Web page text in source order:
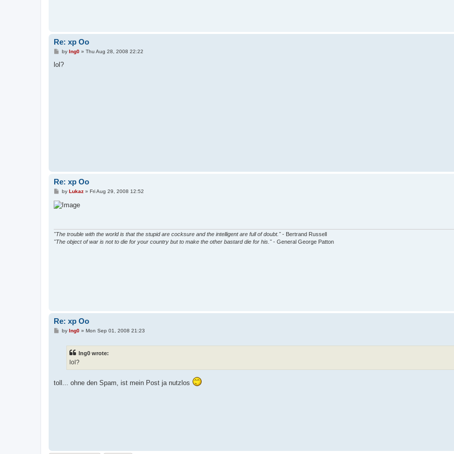
Re: xp Oo
P
s
by Ing0» Thu Aug 28, 2008 22:22
lol?
Re: xp Oo
P
s
t
by Lukaz» Fri Aug 29, 2008 12:52
"The trouble with the world is that the stupid are cocksure and the intelligent are full of doubt."- Bertrand Russell
"The object of war is not to die for your country but to make the other bastard die for his."- General George Patton
Re: xp Oo
Pby Ing0» Mon Sep 01, 2008 21:23
Ing0 wrote:
lol?
toll... ohne den Spam, ist mein Post ja nutzlos